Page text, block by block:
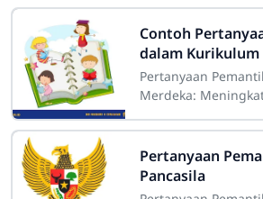
- Pendidikan di
(SD) memegang
Contoh
dalam Kurikulum
Pertanyaan
Merdeka:
Sdn4cirahab.sch.id
Merdeka
Pertanyaan
Pancasila